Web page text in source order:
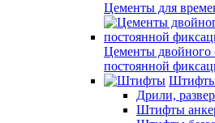
Цементы для
Цементы двойного
постоянной
Дрили,
Штифты